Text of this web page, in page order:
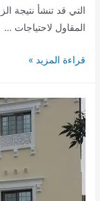
التي قد تنشأ نتيجة
المقاول لاحتياجات …
افضل
منازل
بالدمام
والخبر
قراءة المزيد »